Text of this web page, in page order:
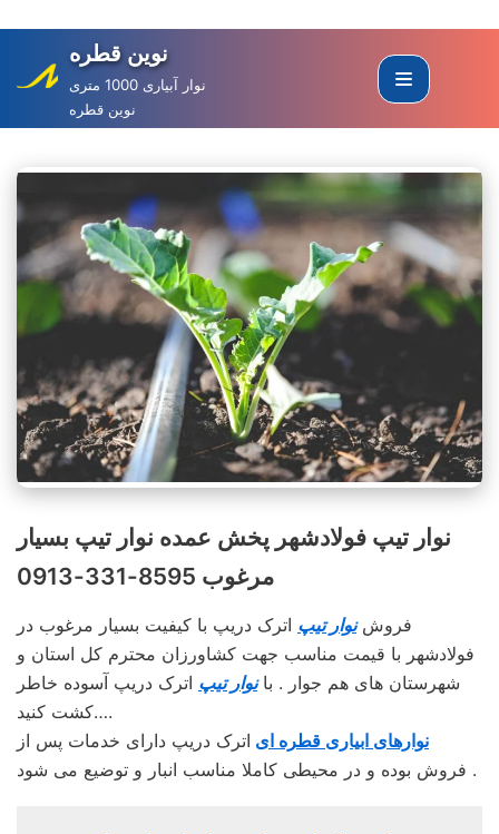
to
content
نوین قطره
نوار آبیاری 1000 متری
نوین قطره
نوار تیپ فولادشهر پخش عمده نوار تیپ بسیار
مرغوب 8595-331-0913
فروشنوار تیپ اترک دریپ با کیفیت بسیار مرغوب در
فولادشهر با قیمت مناسب جهت کشاورزان محترم کل استان و
شهرستان های هم جوار . بانوار تیپ اترک دریپ آسوده خاطر
کشت کنید….
نوارهای ابیاری قطره ای اترک دریپ دارای خدمات پس از
فروش بوده و در محیطی کاملا مناسب انبار و توضیع می شود .